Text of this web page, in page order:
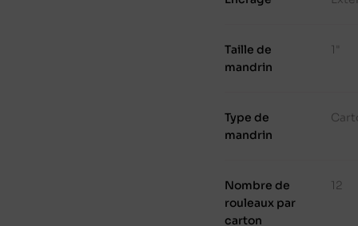
Taille de
mandrin
1"
Type de
mandrin
Nombre de
rouleaux par
carton
12